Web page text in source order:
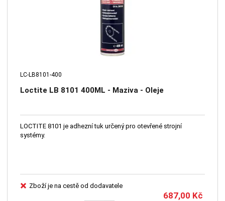
LC-LB8101-400
Loctite LB 8101 400ML - Maziva - Oleje
LOCTITE 8101 je adhezní tuk určený pro otevřené strojní
systémy.
Zboží je na cestě od dodavatele
687,00 Kč